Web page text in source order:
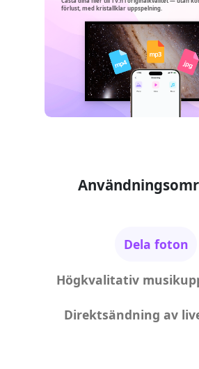
förlust, med kristallklar uppspelning.
Dela foton
Högkvalitativ
Direktsändning av